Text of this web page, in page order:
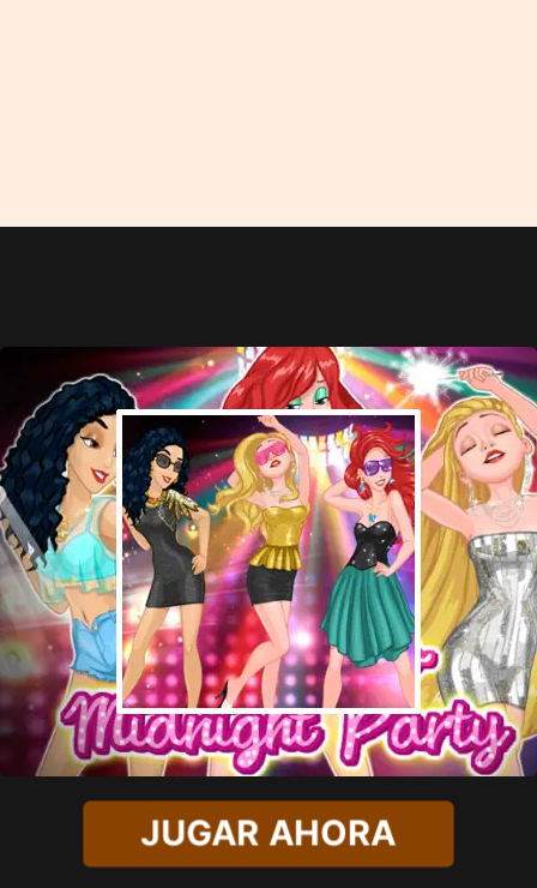
JUGAR AHORA